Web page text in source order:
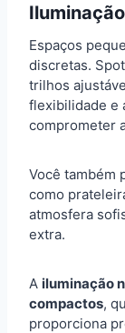
Espaços
discretas.
trilhos
flexibilidade e
comprometer
Você também
como
atmosfera
extra.
A iluminação
compactos,
proporciona